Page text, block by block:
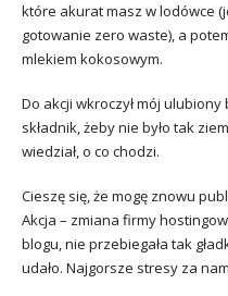
które akurat masz w lodówce
gotowanie zero waste), a
mlekiem kokosowym.
Do akcji wkroczył mój
składnik, żeby nie było tak
wiedział, o co chodzi.
Cieszę się, że mogę znowu
Akcja – zmiana firmy
blogu, nie przebiegała tak
udało. Najgorsze stresy za